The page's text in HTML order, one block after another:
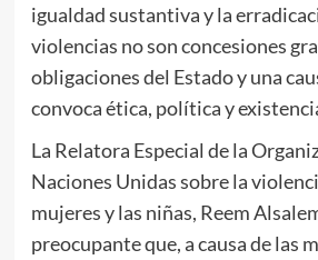
igualdad sustantiva y la
violencias no son concesiones
obligaciones del Estado y una
convoca ética, política y
La Relatora Especial de la
Naciones Unidas sobre la
mujeres y las niñas, Reem
preocupante que, a causa de las